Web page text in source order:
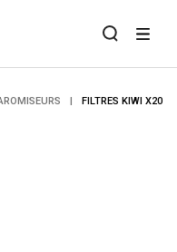
FILTRES KIWI X20